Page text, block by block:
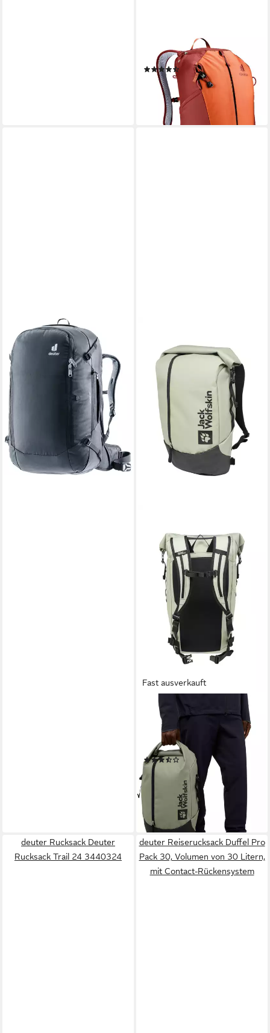
Rucksack AC Lite (Set, 2-tlg)
95,00 €
leider ausverkauft
DEUTER
Reiserucksack Access 55, mit
55 Liter Volumen
ab 162,90 €
UVP180,00 €
-10%
leider ausverkauft
Fast ausverkauft
JACK WOLFSKIN
Alpinrucksack ALL-IN 30
PACK, mit Rolltop-Öffnung,
abnehmbarer Hüftgurt
(3)
83,99 € UVP 119,99 €
lieferbar - in 1-2 Werktagen bei dir
deuter Rucksack Deuter
Rucksack Trail 24 3440324
deuter Reiserucksack Duffel Pro
Pack 30, Volumen von 30 Litern,
mit Contact-Rückensystem